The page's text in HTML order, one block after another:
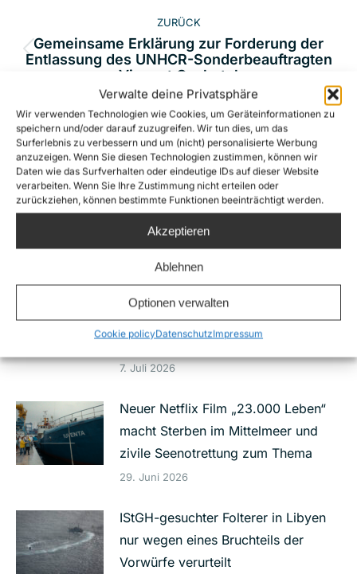
Verwalte deine Privatsphäre
Wir verwenden Technologien wie Cookies, um Geräteinformationen zu
speichern und/oder darauf zuzugreifen. Wir tun dies, um das
Surferlebnis zu verbessern und um (nicht) personalisierte Werbung
anzuzeigen. Wenn Sie diesen Technologien zustimmen, können wir
Daten wie das Surfverhalten oder eindeutige IDs auf dieser Website
verarbeiten. Wenn Sie Ihre Zustimmung nicht erteilen oder
zurückziehen, können bestimmte Funktionen beeinträchtigt werden.
Akzeptieren
Ablehnen
Optionen verwalten
Cookie policyDatenschutzImpressum
ZURÜCK
Vorheriger
Gemeinsame Erklärung zur Forderung der
Entlassung des UNHCR-Sonderbeauftragten
Vincent Cochetel
NÄCHSTES
Nächster
Beitrag:
Sea-Watch 3 blockiert – Italien ignoriert EuGH-
Urteil
Nach Schüssen auf die Sea-Watch 5:
Eilantrag gegen Bundesregierung
wegen unterlassener
Schutzmaßnahmen
7. Juli 2026
Neuer Netflix Film „23.000 Leben“
macht Sterben im Mittelmeer und
zivile Seenotrettung zum Thema
29. Juni 2026
IStGH-gesuchter Folterer in Libyen
nur wegen eines Bruchteils der
Vorwürfe verurteilt